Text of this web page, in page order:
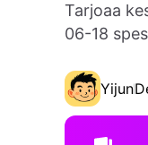
Tarjoaa
06-18
Yijun